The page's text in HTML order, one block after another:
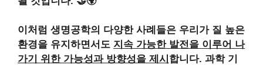
이처럼 생명공학의 다양한 사례들은 우리가 질 높은
환경을 유지하면서도 지속 가능한 발전을 이루어 나
가기 위한 가능성과 방향성을 제시 합니다. 과학 기